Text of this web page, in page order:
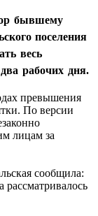
бывшему
поселения
весь
рабочих дня.
превышения
По версии
лицам за
сообщила:
рассматривалось